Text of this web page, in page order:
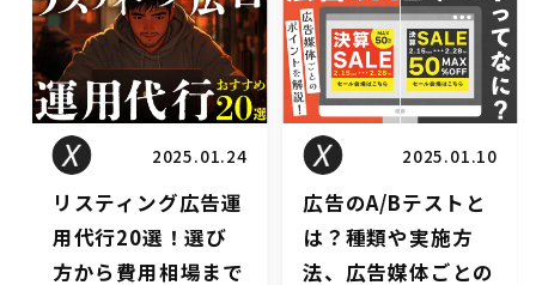
2025.01.10
広告のA/Bテストと
は？種類や実施方
法、広告媒体ごとの
2024.11.11
広告運用のインハウ
ス化とは？メリッ
ト・デメリットや時